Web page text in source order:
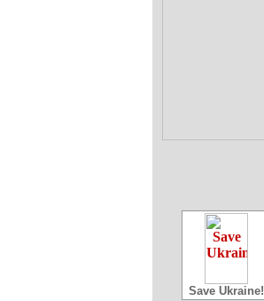
Save Ukraine!